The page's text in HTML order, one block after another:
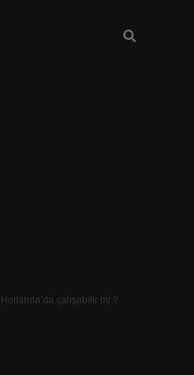
çalışabilir mi ?